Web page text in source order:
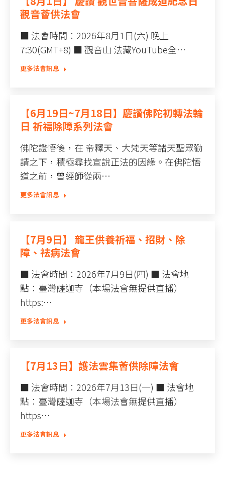
觀音薈供法會
■ 法會時間：2026年8月1日(六) 晚上
7:30(GMT+8) ■ 觀音山 法藏YouTube全…
更多法會訊息
【6月19日~7月18日】慶讚佛陀初轉法輪
日 祈福除障系列法會
佛陀證悟後，在 帝釋天、大梵天等諸天聖眾勸
請之下，積極尋找宣說正法的因緣。在佛陀悟
道之前，曾經師從兩…
更多法會訊息
【7月9日】 龍王供養祈福、招財、除
障、祛病法會
■ 法會時間：2026年7月9日(四) ■ 法會地
點：臺灣薩迦寺（本場法會無提供直播）
https:…
更多法會訊息
【7月13日】護法雲集薈供除障法會
■ 法會時間：2026年7月13日(一) ■ 法會地
點：臺灣薩迦寺（本場法會無提供直播）
https…
更多法會訊息